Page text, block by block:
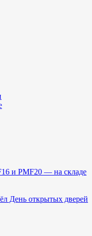
и PMF20 — на складе
День открытых дверей